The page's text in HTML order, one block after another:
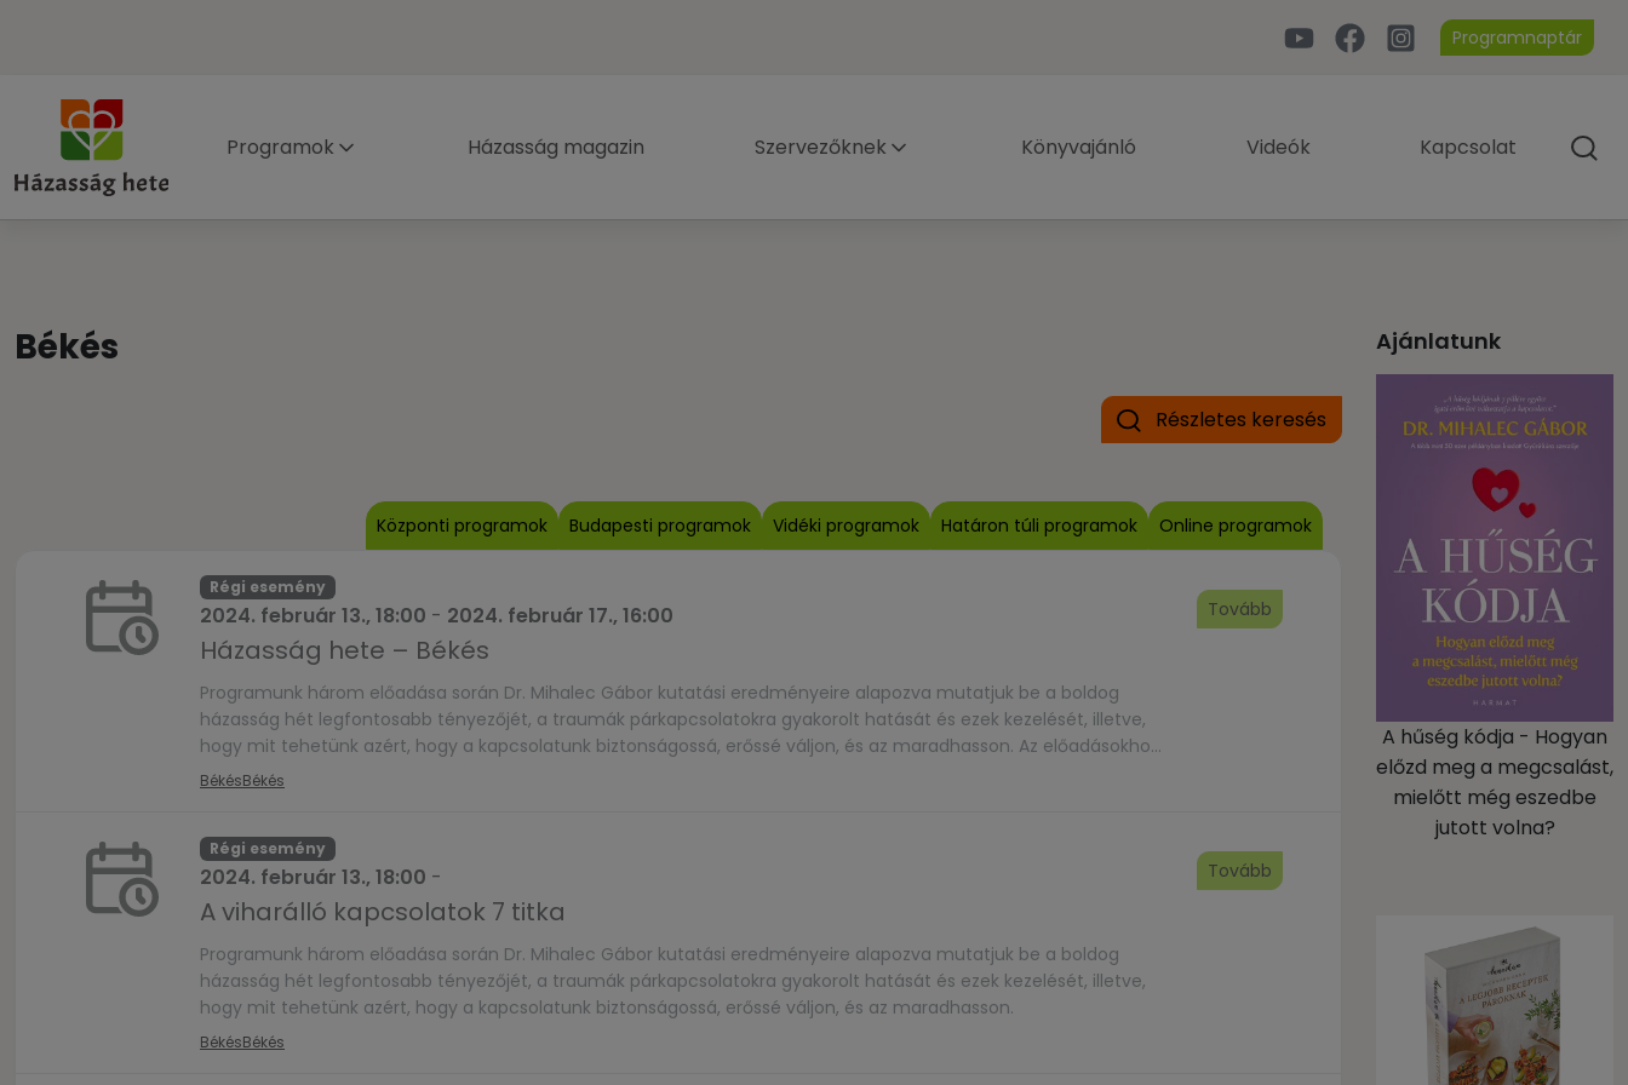
Programnaptár
Programok Házasság magazin Szervezőknek Könyvajánló Videók Kapcsolat
Békés
Részletes keresés
Központi programok Budapesti programok Vidéki programok Határon túli programok Online programok
Régi esemény
2024. február 13., 18:00 - 2024. február 17., 16:00
Házasság hete – Békés
Programunk három előadása során Dr. Mihalec Gábor kutatási eredményeire alapozva mutatjuk be a boldog
házasság hét legfontosabb tényezőjét, a traumák párkapcsolatokra gyakorolt hatását és ezek kezelését, illetve,
hogy mit tehetünk azért, hogy a kapcsolatunk biztonságossá, erőssé váljon, és az maradhasson. Az előadásokhoz
kapcsolódóan érdekes foglalkozásokat is felkínálunk, melyeket elvégezve a párok elmélyíthetik és személyesebbé
BékésBékés
Tovább
Régi esemény
2024. február 13., 18:00 -
A viharálló kapcsolatok 7 titka
Programunk három előadása során Dr. Mihalec Gábor kutatási eredményeire alapozva mutatjuk be a boldog
házasság hét legfontosabb tényezőjét, a traumák párkapcsolatokra gyakorolt hatását és ezek kezelését, illetve,
hogy mit tehetünk azért, hogy a kapcsolatunk biztonságossá, erőssé váljon, és az maradhasson.
BékésBékés
Tovább
Ajánlatunk
A hűség kódja - Hogyan
előzd meg a megcsalást,
mielőtt még eszedbe
jutott volna?